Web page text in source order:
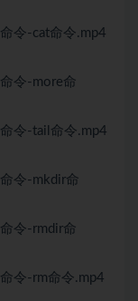
令-cat命令.mp4
令-more命
令-tail命令.mp4
令-mkdir命
令-rmdir命
令-rm命令.mp4